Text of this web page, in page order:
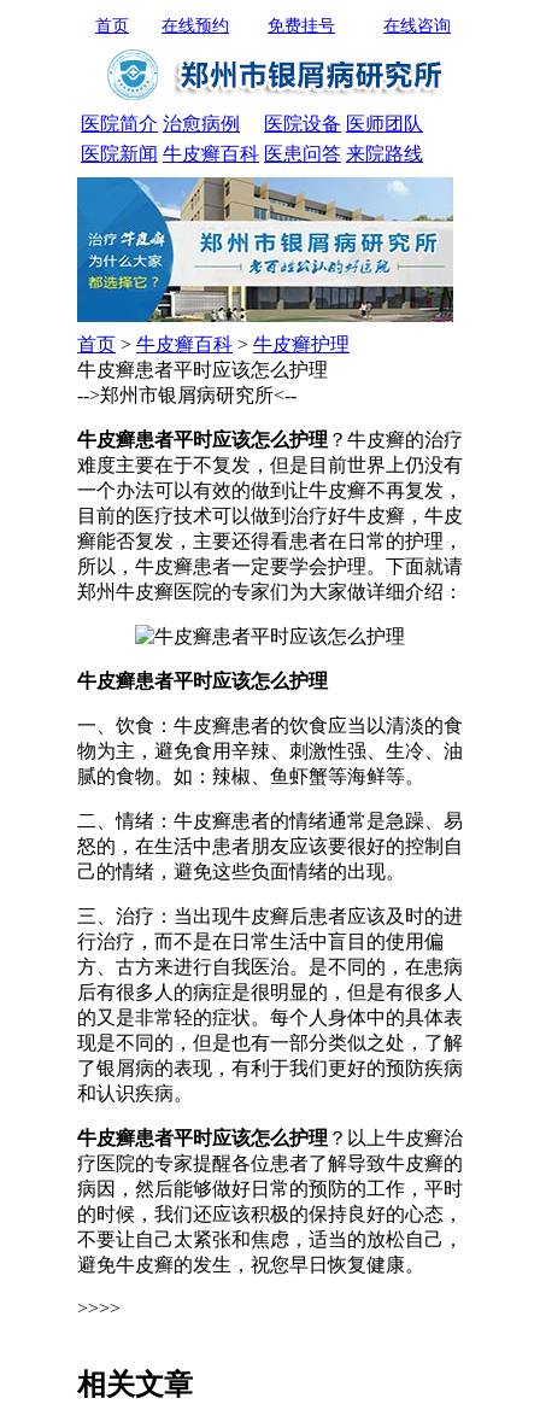
首页 在线咨询
免费挂号
在线预约
医院简介 治愈病例 医院设备 医师团队
医院新闻 牛皮癣百科 医患问答 来院路线
首页 > 牛皮癣百科 > 牛皮癣护理
牛皮癣患者平时应该怎么护理
-->郑州市银屑病研究所<--
牛皮癣患者平时应该怎么护理 ？牛皮癣的治疗
难度主要在于不复发，但是目前世界上仍没有
一个办法可以有效的做到让牛皮癣不再复发，
目前的医疗技术可以做到治疗好牛皮癣，牛皮
癣能否复发，主要还得看患者在日常的护理，
所以，牛皮癣患者一定要学会护理。下面就请
郑州牛皮癣医院的专家们为大家做详细介绍：
牛皮癣患者平时应该怎么护理
一、饮食：牛皮癣患者的饮食应当以清淡的食
物为主，避免食用辛辣、刺激性强、生冷、油
腻的食物。如：辣椒、鱼虾蟹等海鲜等。
二、情绪：牛皮癣患者的情绪通常是急躁、易
怒的，在生活中患者朋友应该要很好的控制自
己的情绪，避免这些负面情绪的出现。
三、治疗：当出现牛皮癣后患者应该及时的进
行治疗，而不是在日常生活中盲目的使用偏
方、古方来进行自我医治。是不同的，在患病
后有很多人的病症是很明显的，但是有很多人
的又是非常轻的症状。每个人身体中的具体表
现是不同的，但是也有一部分类似之处，了解
了银屑病的表现，有利于我们更好的预防疾病
和认识疾病。
牛皮癣患者平时应该怎么护理 ？以上牛皮癣治
疗医院的专家提醒各位患者了解导致牛皮癣的
病因，然后能够做好日常的预防的工作，平时
的时候，我们还应该积极的保持良好的心态，
不要让自己太紧张和焦虑，适当的放松自己，
避免牛皮癣的发生，祝您早日恢复健康。
>>>>
相关文章